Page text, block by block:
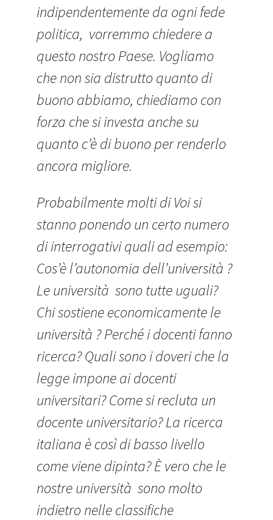
indipendentemente da ogni fede
politica, vorremmo chiedere a
questo nostro Paese. Vogliamo
che non sia distrutto quanto di
buono abbiamo, chiediamo con
forza che si investa anche su
quanto c’è di buono per renderlo
ancora migliore.
Probabilmente molti di Voi si
stanno ponendo un certo numero
di interrogativi quali ad esempio:
Cos’è l’autonomia dell’università ?
Le università sono tutte uguali?
Chi sostiene economicamente le
università ? Perché i docenti fanno
ricerca? Quali sono i doveri che la
legge impone ai docenti
universitari? Come si recluta un
docente universitario? La ricerca
italiana è così di basso livello
come viene dipinta? È vero che le
nostre università sono molto
indietro nelle classifiche